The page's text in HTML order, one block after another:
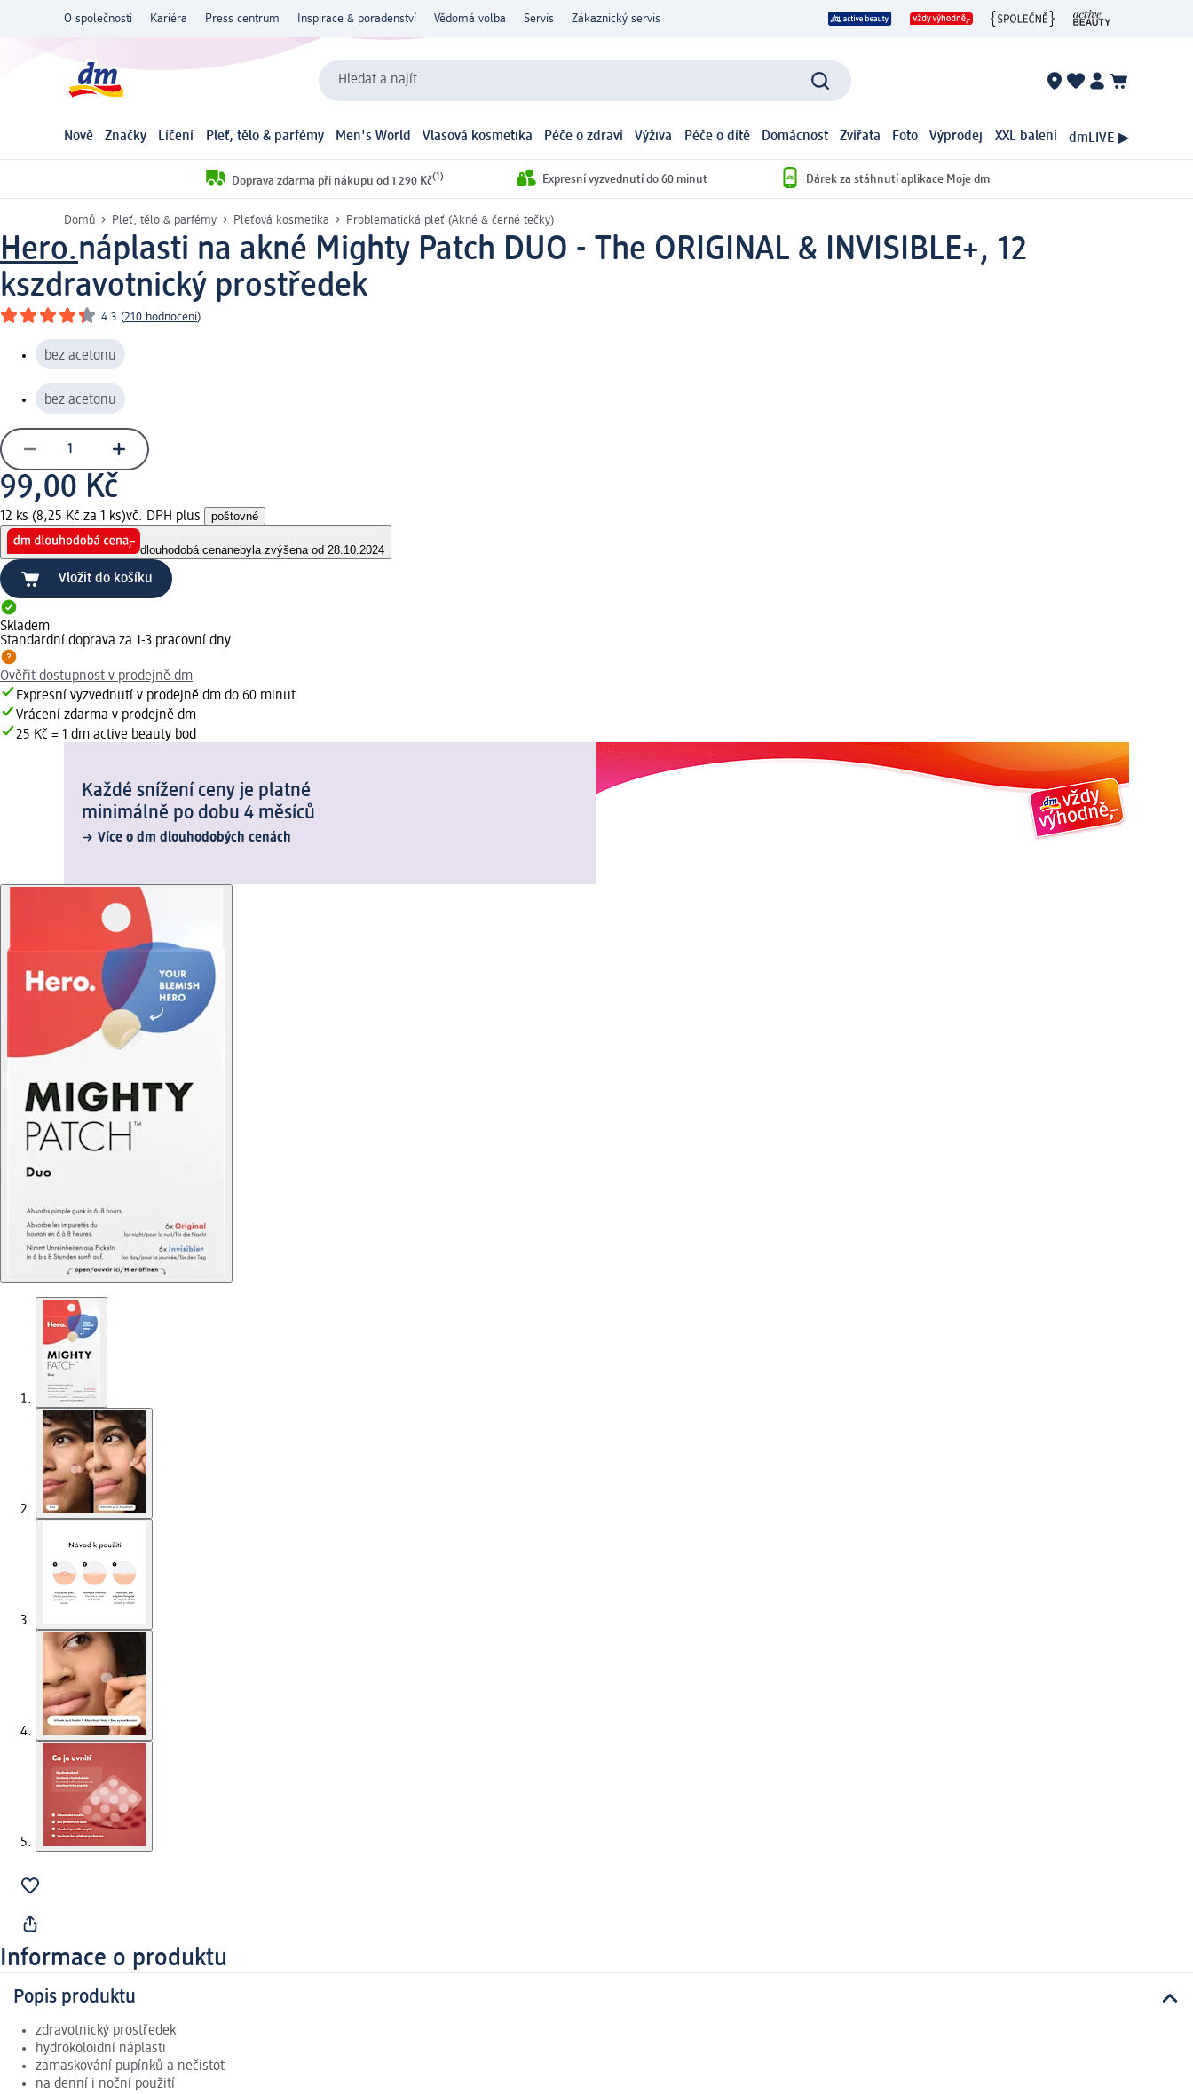
O společnosti Kariéra Press centrum Inspirace & poradenství Vědomá volba Servis Zákaznický servis
Hledat a najít
Nově Značky Líčení Pleť, tělo & parfémy Men's World Vlasová kosmetika Péče o zdraví Výživa Péče o dítě Domácnost Zvířata Foto Výprodej XXL balení dmLIVE ▶
Doprava zdarma při nákupu od 1 290 Kč(1) Expresní vyzvednutí do 60 minut Dárek za stáhnutí aplikace Moje dm
Domů Pleť, tělo & parfémy Pleťová kosmetika Problematická pleť (Akné & černé tečky)
Hero.náplasti na akné Mighty Patch DUO - The ORIGINAL & INVISIBLE+, 12
kszdravotnický prostředek
4.3 (210 hodnocení)
bez acetonu
bez acetonu
99,00 Kč
12 ks (8,25 Kč za 1 ks)vč. DPH plus poštovné
dlouhodobá cenanebyla zvýšena od 28.10.2024
Vložit do košíku
Skladem
Standardní doprava za 1-3 pracovní dny
Ověřit dostupnost v prodejně dm
Expresní vyzvednutí v prodejně dm do 60 minut
Vrácení zdarma v prodejně dm
25 Kč = 1 dm active beauty bod
Každé snížení ceny je platné
minimálně po dobu 4 měsíců
Více o dm dlouhodobých cenách
Informace o produktu
Popis produktu
zdravotnický prostředek
hydrokoloidní náplasti
zamaskování pupínků a nečistot
na denní i noční použití